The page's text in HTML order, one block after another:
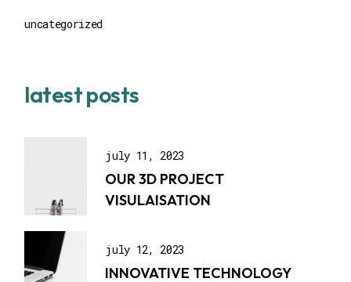
uncategorized
latest posts
july 11, 2023
OUR 3D PROJECT
VISULAISATION
july 12, 2023
INNOVATIVE TECHNOLOGY